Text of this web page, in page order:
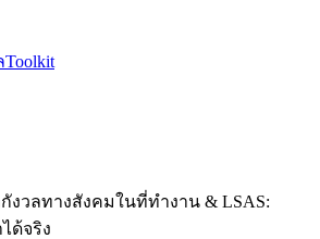
Toolkit
งวลทางสังคมในที่ทำงาน & LSAS:
ด้จริง